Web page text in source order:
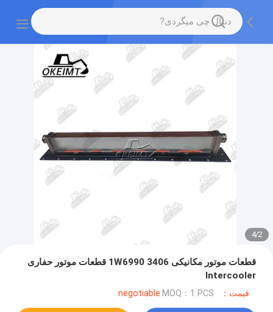
2
/
4
قطعات موتور مکانیکی 1W6990 3406 قطعات موتور حفاری
Intercooler
قیمت：negotiable MOQ：1 PCS